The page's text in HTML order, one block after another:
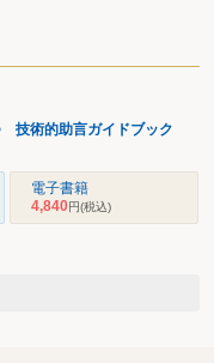
技術的助言ガイドブック
電子書籍
4,840円(税込)